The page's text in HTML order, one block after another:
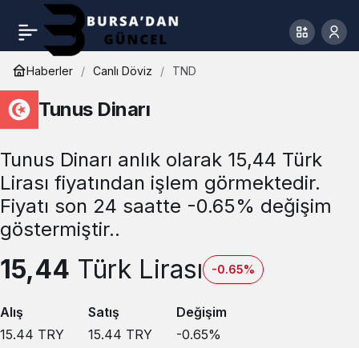
Haberler Canlı Döviz TND
Tunus Dinarı
Tunus Dinarı anlık olarak 15,44 Türk
Lirası fiyatından işlem görmektedir.
Fiyatı son 24 saatte -0.65% değişim
göstermiştir..
15,44 Türk Lirası -0.65%
Alış
15.44 TRY
Satış
15.44 TRY
Değişim
-0.65%